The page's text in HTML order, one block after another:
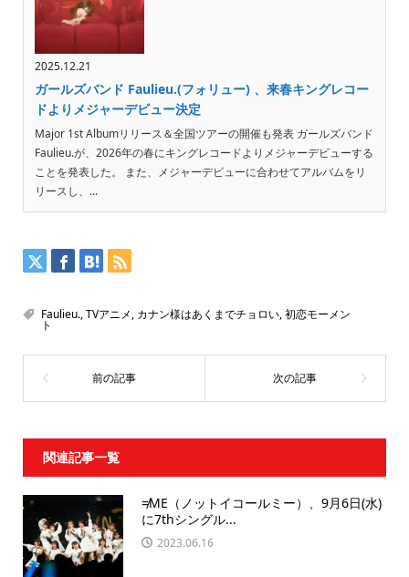
2025.12.21
ガールズバンド Faulieu.(フォリュー) 、来春キングレコー
ドよりメジャーデビュー決定
Major 1st Albumリリース＆全国ツアーの開催も発表 ガールズバンド
Faulieu.が、2026年の春にキングレコードよりメジャーデビューする
ことを発表した。 また、メジャーデビューに合わせてアルバムをリ
リースし、...
Faulieu.,TVアニメ, カナン様はあくまでチョロい,初恋モーメン
ト
関連記事一覧
≠ME（ノットイコールミー）、9月6日(水)
に7thシングル...
2023.06.16